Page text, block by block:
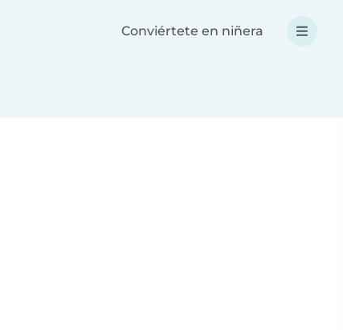
Conviértete en niñera